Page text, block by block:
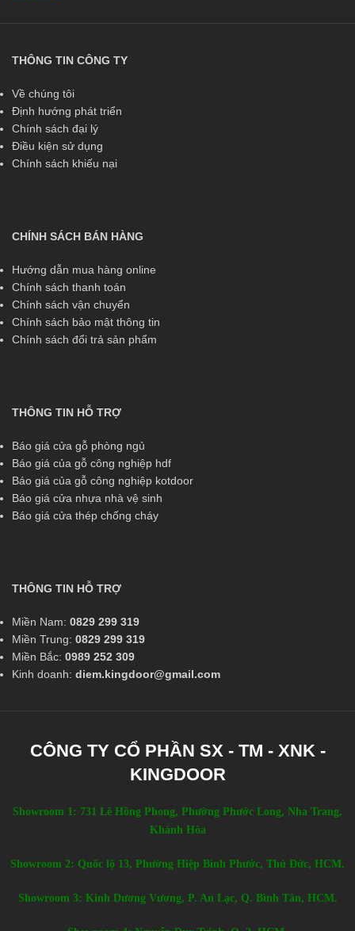
THÔNG TIN CÔNG TY
Về chúng tôi
Định hướng phát triển
Chính sách đại lý
Điều kiện sử dụng
Chính sách khiếu nại
CHÍNH SÁCH BÁN HÀNG
Hướng dẫn mua hàng online
Chính sách thanh toán
Chính sách vận chuyển
Chính sách bảo mật thông tin
Chính sách đổi trả sản phẩm
THÔNG TIN HỖ TRỢ
Báo giá cửa gỗ phòng ngủ
Báo giá của gỗ công nghiệp hdf
Báo giá của gỗ công nghiệp kotdoor
Báo giá cửa nhựa nhà vệ sinh
Báo giá cửa thép chống cháy
THÔNG TIN HỖ TRỢ
Miền Nam: 0829 299 319
Miền Trung: 0829 299 319
Miền Bắc: 0989 252 309
Kinh doanh: diem.kingdoor@gmail.com
CÔNG TY CỔ PHẦN SX - TM - XNK -
KINGDOOR
Showroom 1: 731 Lê Hồng Phong, Phường Phước Long, Nha Trang,
Khánh Hòa
Showroom 2: Quốc lộ 13, Phường Hiệp Bình Phước, Thủ Đức, HCM.
Showroom 3: Kinh Dương Vương, P. An Lạc, Q. Bình Tân, HCM.